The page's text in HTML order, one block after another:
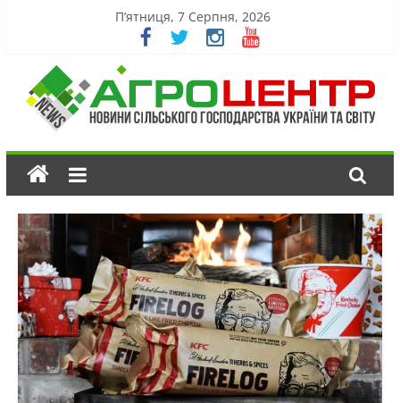
П’ятниця, 7 Серпня, 2026